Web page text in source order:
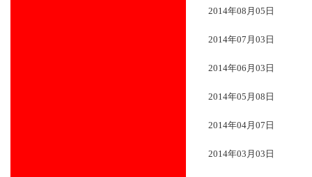
2014年08月05日
2014年07月03日
2014年06月03日
2014年05月08日
2014年04月07日
2014年03月03日